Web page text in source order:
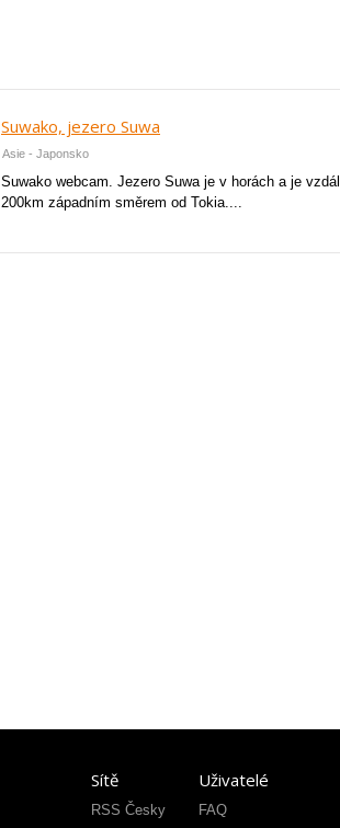
Suwako, jezero Suwa
Asie - Japonsko
Suwako webcam. Jezero Suwa je v horách a je
200km západním směrem od Tokia....
Sítě
RSS Česky
Uživatelé
FAQ